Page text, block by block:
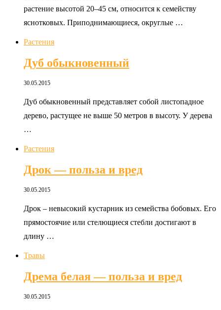
растение высотой 20–45 см, относится к семейству
яснотковых. Приподнимающиеся, округлые …
Растения
Дуб обыкновенный
30.05.2015
Дуб обыкновенный представляет собой листопадное
дерево, растущее не выше 50 метров в высоту. У дерева
…
Растения
Дрок — польза и вред
30.05.2015
Дрок – невысокий кустарник из семейства бобовых. Его
прямостоячие или стелющиеся стебли достигают в
длину …
Травы
Дрема белая — польза и вред
30.05.2015